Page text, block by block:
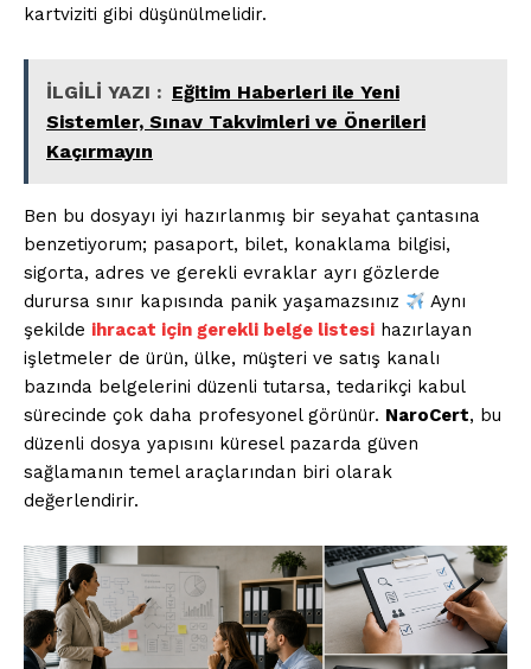
kartviziti gibi düşünülmelidir.
İLGİLİ YAZI : Eğitim Haberleri ile Yeni
Sistemler, Sınav Takvimleri ve Önerileri
Kaçırmayın
Ben bu dosyayı iyi hazırlanmış bir seyahat çantasına
benzetiyorum; pasaport, bilet, konaklama bilgisi,
sigorta, adres ve gerekli evraklar ayrı gözlerde
durursa sınır kapısında panik yaşamazsınız
Aynı
şekilde ihracat için gerekli belge listesi hazırlayan
işletmeler de ürün, ülke, müşteri ve satış kanalı
bazında belgelerini düzenli tutarsa, tedarikçi kabul
sürecinde çok daha profesyonel görünür. NaroCert, bu
düzenli dosya yapısını küresel pazarda güven
sağlamanın temel araçlarından biri olarak
değerlendirir.